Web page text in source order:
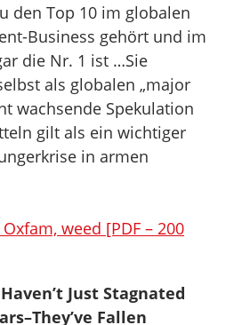
den Top 10 im globalen
Business gehört und im
die Nr. 1 ist …Sie
als globalen „major
wachsende Spekulation
gilt als ein wichtiger
in armen
weed [PDF – 200
Just Stagnated
Fallen